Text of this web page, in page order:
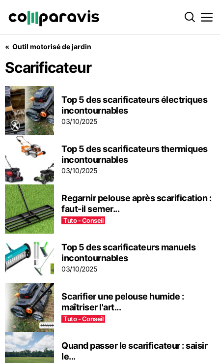
Outil motorisé de jardin
Scarificateur
Top 5 des scarificateurs électriques
incontournables
03/10/2025
Top 5 des scarificateurs thermiques
incontournables
03/10/2025
Regarnir pelouse après scarification :
faut-il semer...
Tuto - Conseil
Top 5 des scarificateurs manuels
incontournables
03/10/2025
Scarifier une pelouse humide :
maîtriser l'art...
Tuto - Conseil
Quand passer le scarificateur : saisir
le...